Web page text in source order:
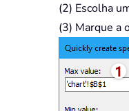
(2) Escolha
(3) Marque a